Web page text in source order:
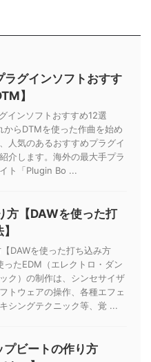
ラグインソフトおすす
】
インソフトおすすめ12選
からDTMを使った作曲を始め
人気のあるおすすめプラグイ
介します。海外の最大手プラ
ト「Plugin Bo ...
方【DAWを使った打
DAWを使った打ち込み方
ったEDM（エレクトロ・ダン
ク）の制作は、シンセサイザ
トウェアの操作、各種エフェ
シングテクニック等、覚 ...
プビートの作り方